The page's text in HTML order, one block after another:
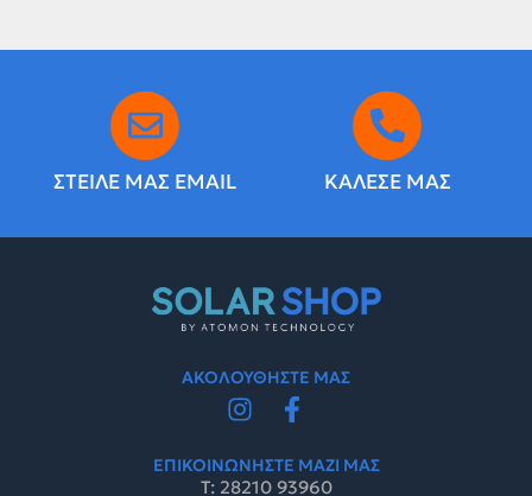
ΣΤΕΙΛΕ ΜΑΣ EMAIL ΚΑΛΕΣΕ ΜΑΣ
ΑΚΟΛΟΥΘΗΣΤΕ ΜΑΣ
ΕΠΙΚΟΙΝΩΝΗΣΤΕ ΜΑΖΙ ΜΑΣ
Τ: 28210 93960